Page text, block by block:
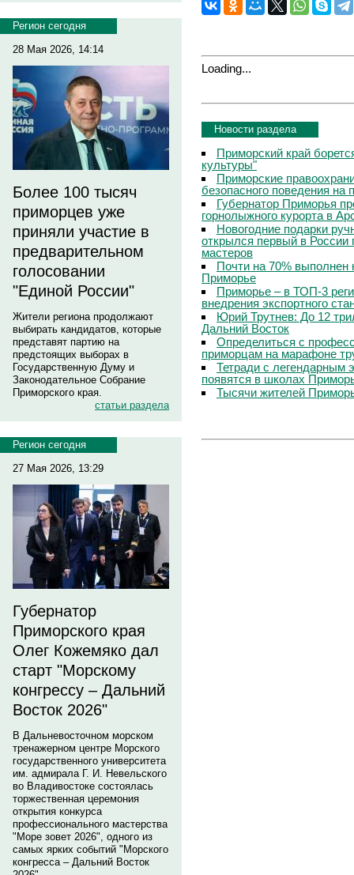
Регион сегодня
28 Мая 2026, 14:14
Более 100 тысяч
приморцев уже
приняли участие в
предварительном
голосовании
"Единой России"
Жители региона продолжают
выбирать кандидатов, которые
представят партию на
предстоящих выборах в
Государственную Думу и
Законодательное Собрание
Приморского края.
статьи раздела
Регион сегодня
27 Мая 2026, 13:29
Губернатор
Приморского края
Олег Кожемяко дал
старт "Морскому
конгрессу – Дальний
Восток 2026"
В Дальневосточном морском
тренажерном центре Морского
государственного университета
им. адмирала Г. И. Невельского
во Владивостоке состоялась
торжественная церемония
открытия конкурса
профессионального мастерства
"Море зовет 2026", одного из
самых ярких событий "Морского
конгресса – Дальний Восток
Loading...
Новости раздела
Приморский край
культуры"
Приморские
безопасного поведения
Губернатор Приморья
горнолыжного курорта в
Новогодние подарки
открылся первый в России
мастеров
Почти на 70%
Приморье
Приморье – в ТОП-3
внедрения экспортного
Юрий Трутнев: До 12
Дальний Восток
Определиться с
приморцам на марафоне
Тетради с легендарным
появятся в школах
Тысячи жителей